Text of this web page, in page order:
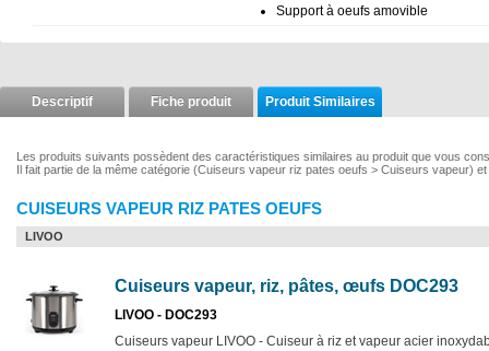
Support à oeufs amovible
Descriptif Fiche produit Produit Similaires
Les produits suivants possèdent des caractéristiques similaires au produit que vous
Il fait partie de la même catégorie (Cuiseurs vapeur riz pates oeufs > Cuiseurs vapeur)
CUISEURS VAPEUR RIZ PATES OEUFS
LIVOO
Cuiseurs vapeur, riz, pâtes, œufs DOC293
LIVOO - DOC293
Cuiseurs vapeur LIVOO - Cuiseur à riz et vapeur acier